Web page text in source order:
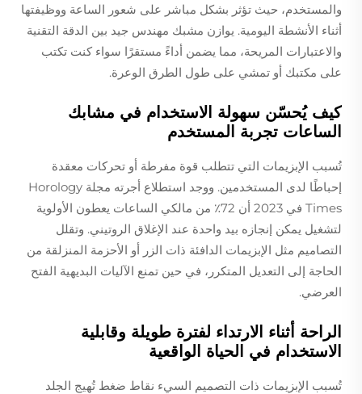
والمستخدم، حيث تؤثر بشكل مباشر على شعور الساعة ووظيفتها
أثناء الأنشطة اليومية. يوازن مشبك مهندس جيد بين الدقة التقنية
والاعتبارات المريحة، مما يضمن أداءً مستقرًا سواء كنت تكتب
على مكتبك أو تمشي على طول الطرق الوعرة.
كيف يُحسّن سهولة الاستخدام في مشابك
الساعات تجربة المستخدم
تُسبب الإبزيمات التي تتطلب قوة مفرطة أو تحركات معقدة
إحباطًا لدى المستخدمين. ووجد استطلاع أجرته مجلة Horology
Times في 2023 أن 72٪ من مالكي الساعات يعطون الأولوية
لتشغيل يمكن إنجازه بيد واحدة عند الإغلاق الروتيني. وتقلل
التصاميم مثل الإبزيمات الدافئة ذات الزر أو الأحزمة المنزلقة من
الحاجة إلى التعديل المتكرر، في حين تمنع الآليات البديهية الفتح
العرضي.
الراحة أثناء الارتداء لفترة طويلة وقابلية
الاستخدام في الحياة الواقعية
تُسبب الإبزيمات ذات التصميم السيء نقاط ضغط تُهيج الجلد